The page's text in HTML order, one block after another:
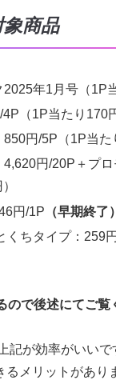
商品
年1月号（1P
（1P当たり170
円/5P（1P当た
円/20P＋プロ
円/1P （早期終了）
くちタイプ：259
で後述にてご覧
記が効率がいいで
るメリットがあり